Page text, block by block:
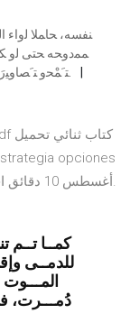
ﻤﻤﺩﻭﺤﻪ ﺤﺘﻰ ﻟﻭ
ﺘﹶﻤْﺤﻭ ﺘﹶﺼﺎﻭﻴﺭَ ﺍﻟﺩﱡﻤَﻰ ﻋَﻥْ ﻴَﺩٍ ﺘﹶﺒﻨﻲ ﺍﻟﻤﺤَﺎﺭﻴﺏَ ﺨِﻼلَ ﺍﻟﻤِﺤﺎﻥْ. 3. ﺍﻟﺴﺭﻴﻊ.
كمــا تــم
للدمــى
دُمـــرت،